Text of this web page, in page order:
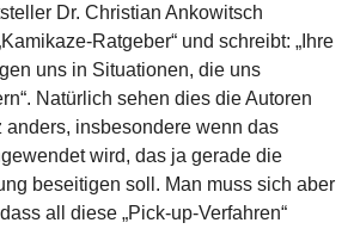
Dr. Christian Ankowitsch
Ratgeber“ und schreibt: „Ihre
uns in Situationen, die uns
Natürlich sehen dies die Autoren
anders, insbesondere wenn das
wird, das ja gerade die
beseitigen soll. Man muss sich aber
all diese „Pick-up-Verfahren“